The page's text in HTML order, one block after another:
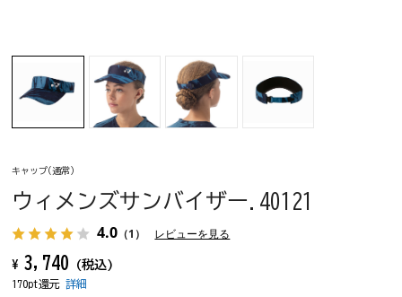
キャップ(通常)
ウィメンズサンバイザー.40121
4.0 （1） レビューを見る
¥ 3,740 (税込)
170pt還元詳細